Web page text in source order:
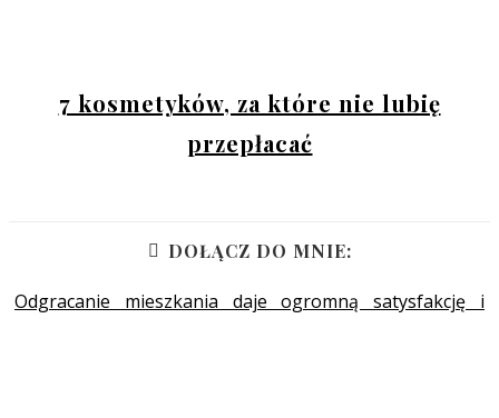
7 kosmetyków, za które nie lubię
przepłacać
DOŁĄCZ DO MNIE:
Odgracanie mieszkania daje ogromną satysfakcję i